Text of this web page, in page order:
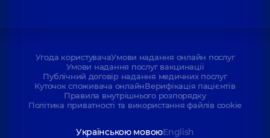
Угода користувачаУмови надання онлайн послуг
Умови надання послуг вакцинації
Публічний договір надання медичних послуг
Куточок споживача онлайнВерифікація пацієнтів
Правила внутрішнього розпорядку
Політика приватності та використання файлів cookie
Українською мовоюEnglish